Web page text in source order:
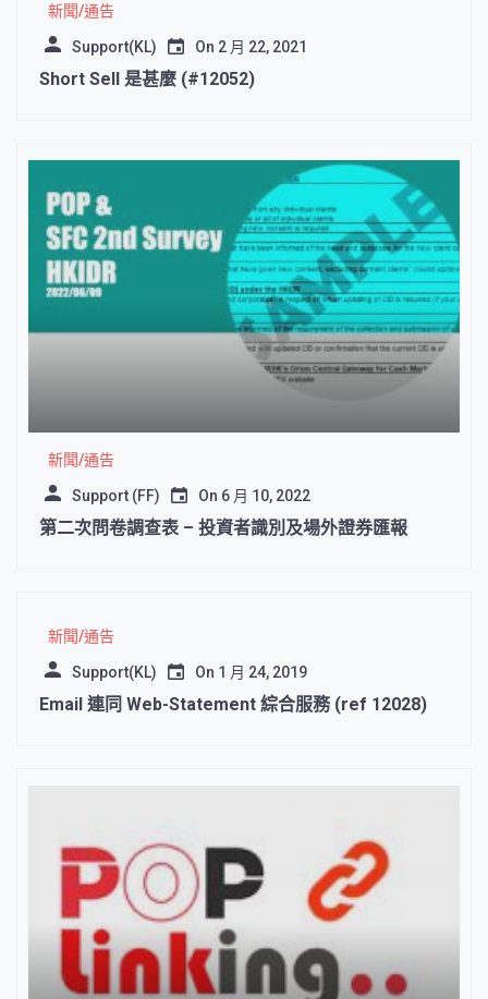
新聞/通告
Support(KL) On 2 月 22, 2021
Short Sell 是甚麼 (#12052)
新聞/通告
Support (FF) On 6 月 10, 2022
第二次問卷調查表 – 投資者識別及場外證券匯報
新聞/通告
Support(KL) On 1 月 24, 2019
Email 連同 Web-Statement 綜合服務 (ref 12028)